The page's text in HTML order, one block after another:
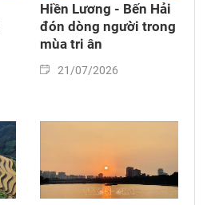
Hiền Lương - Bến Hải
đón dòng người trong
mùa tri ân
21/07/2026